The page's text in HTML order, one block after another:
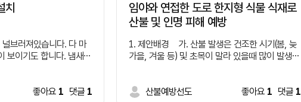
치
브러져있습니다. 다 마
보이기도 합니다. 냄새는
좋지 않습니다. 이러한 일
좋아요 1 댓글 1
임야와 연접한 도로 한지형 식물 식재로
산불 및 인명 피해 예방
1. 제안배경 가. 산불 발생은 건조한 시기(봄, 늦
가을, 겨울 등) 및 초목이 말라 있을때 많이 발생
초 투기로 인해 산불 발생 지속(사례 제시)
산불예방선도 좋아요 1 댓글 1